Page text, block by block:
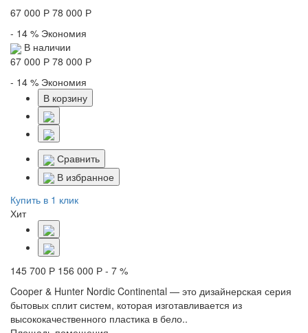
67 000 Р 78 000 Р
- 14 % Экономия
В наличии
67 000 Р 78 000 Р
- 14 % Экономия
В корзину
Сравнить
В избранное
Купить в 1 клик
Хит
145 700 Р 156 000 Р - 7 %
Cooper & Hunter Nordic Continental — это дизайнерская серия
бытовых сплит систем, которая изготавливается из
высококачественного пластика в бело..